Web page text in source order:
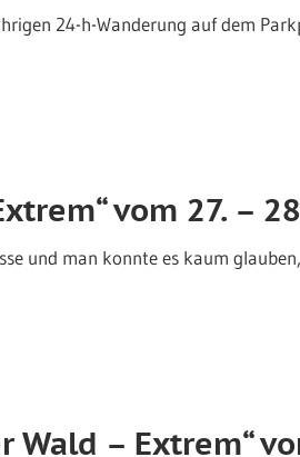
24-h-Wanderung auf dem
vom 27. –
und man konnte es kaum
Wald – Extrem“